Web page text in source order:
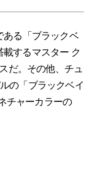
ある「ブラックベ
するマスター ク
だ。その他、チュ
の「ブラックベイ
チャーカラーの